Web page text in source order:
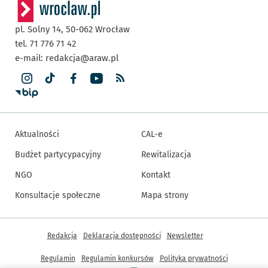
pl. Solny 14, 50-062 Wrocław
tel. 71 776 71 42
e-mail: redakcja@araw.pl
Aktualności
Budżet partycypacyjny
NGO
Konsultacje społeczne
CAL-e
Rewitalizacja
Kontakt
Mapa strony
Inne informacje
Redakcja Deklaracja dostępności Newsletter
Regulamin Regulamin konkursów Polityka prywatności